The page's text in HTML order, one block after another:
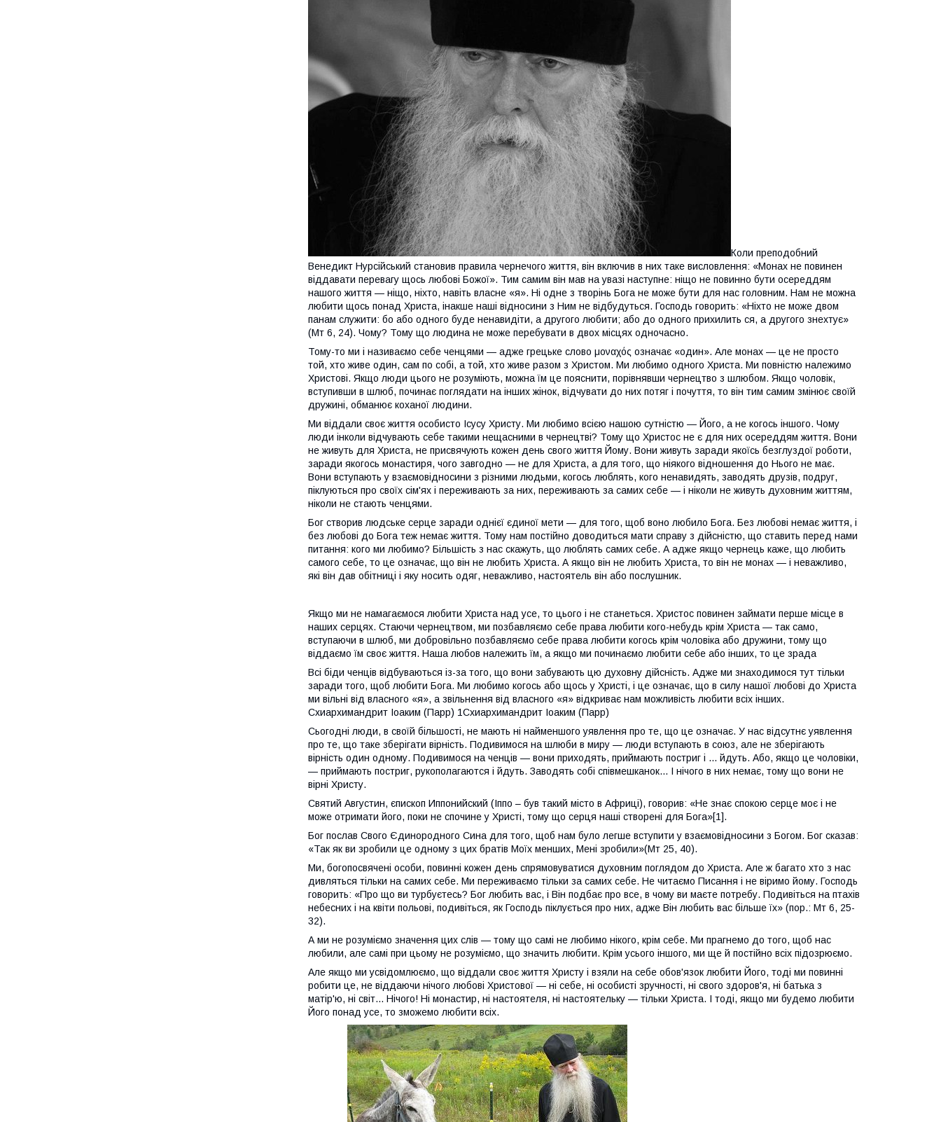
Коли преподобний
Венедикт Нурсійський становив правила чернечого життя, він включив в них таке висловлення: «Монах не повинен
віддавати перевагу щось любові Божої». Тим самим він мав на увазі наступне: ніщо не повинно бути осереддям
нашого життя — ніщо, ніхто, навіть власне «я». Ні одне з творінь Бога не може бути для нас головним. Нам не можна
любити щось понад Христа, інакше наші відносини з Ним не відбудуться. Господь говорить: «Ніхто не може двом
панам служити: бо або одного буде ненавидіти, а другого любити; або до одного прихилить ся, а другого знехтує»
(Мт 6, 24). Чому? Тому що людина не може перебувати в двох місцях одночасно.
Тому-то ми і називаємо себе ченцями — адже грецьке слово μοναχός означає «один». Але монах — це не просто
той, хто живе один, сам по собі, а той, хто живе разом з Христом. Ми любимо одного Христа. Ми повністю належимо
Христові. Якщо люди цього не розуміють, можна їм це пояснити, порівнявши чернецтво з шлюбом. Якщо чоловік,
вступивши в шлюб, починає поглядати на інших жінок, відчувати до них потяг і почуття, то він тим самим змінює своїй
дружині, обманює коханої людини.
Ми віддали своє життя особисто Ісусу Христу. Ми любимо всією нашою сутністю — Його, а не когось іншого. Чому
люди інколи відчувають себе такими нещасними в чернецтві? Тому що Христос не є для них осереддям життя. Вони
не живуть для Христа, не присвячують кожен день свого життя Йому. Вони живуть заради якоїсь безглуздої роботи,
заради якогось монастиря, чого завгодно — не для Христа, а для того, що ніякого відношення до Нього не має.
Вони вступають у взаємовідносини з різними людьми, когось люблять, кого ненавидять, заводять друзів, подруг,
піклуються про своїх сім'ях і переживають за них, переживають за самих себе — і ніколи не живуть духовним життям,
ніколи не стають ченцями.
Бог створив людське серце заради однієї єдиної мети — для того, щоб воно любило Бога. Без любові немає життя, і
без любові до Бога теж немає життя. Тому нам постійно доводиться мати справу з дійсністю, що ставить перед нами
питання: кого ми любимо? Більшість з нас скажуть, що люблять самих себе. А адже якщо чернець каже, що любить
самого себе, то це означає, що він не любить Христа. А якщо він не любить Христа, то він не монах — і неважливо,
які він дав обітниці і яку носить одяг, неважливо, настоятель він або послушник.
Якщо ми не намагаємося любити Христа над усе, то цього і не станеться. Христос повинен займати перше місце в
наших серцях. Стаючи чернецтвом, ми позбавляємо себе права любити кого-небудь крім Христа — так само,
вступаючи в шлюб, ми добровільно позбавляємо себе права любити когось крім чоловіка або дружини, тому що
віддаємо їм своє життя. Наша любов належить їм, а якщо ми починаємо любити себе або інших, то це зрада
Всі біди ченців відбуваються із-за того, що вони забувають цю духовну дійсність. Адже ми знаходимося тут тільки
заради того, щоб любити Бога. Ми любимо когось або щось у Христі, і це означає, що в силу нашої любові до Христа
ми вільні від власного «я», а звільнення від власного «я» відкриває нам можливість любити всіх інших.
Схиархимандрит Іоаким (Парр) 1Схиархимандрит Іоаким (Парр)
Сьогодні люди, в своїй більшості, не мають ні найменшого уявлення про те, що це означає. У нас відсутнє уявлення
про те, що таке зберігати вірність. Подивимося на шлюби в миру — люди вступають в союз, але не зберігають
вірність один одному. Подивимося на ченців — вони приходять, приймають постриг і ... йдуть. Або, якщо це чоловіки,
— приймають постриг, рукополагаются і йдуть. Заводять собі співмешканок... І нічого в них немає, тому що вони не
вірні Христу.
Святий Августин, єпископ Иппонийский (Іппо – був такий місто в Африці), говорив: «Не знає спокою серце моє і не
може отримати його, поки не спочине у Христі, тому що серця наші створені для Бога»[1].
Бог послав Свого Єдинородного Сина для того, щоб нам було легше вступити у взаємовідносини з Богом. Бог сказав:
«Так як ви зробили це одному з цих братів Моїх менших, Мені зробили»(Мт 25, 40).
Ми, богопосвячені особи, повинні кожен день спрямовуватися духовним поглядом до Христа. Але ж багато хто з нас
дивляться тільки на самих себе. Ми переживаємо тільки за самих себе. Не читаємо Писання і не віримо йому. Господь
говорить: «Про що ви турбуєтесь? Бог любить вас, і Він подбає про все, в чому ви маєте потребу. Подивіться на птахів
небесних і на квіти польові, подивіться, як Господь піклується про них, адже Він любить вас більше їх» (пор.: Мт 6, 25-
32).
А ми не розуміємо значення цих слів — тому що самі не любимо нікого, крім себе. Ми прагнемо до того, щоб нас
любили, але самі при цьому не розуміємо, що значить любити. Крім усього іншого, ми ще й постійно всіх підозрюємо.
Але якщо ми усвідомлюємо, що віддали своє життя Христу і взяли на себе обов'язок любити Його, тоді ми повинні
робити це, не віддаючи нічого любові Христової — ні себе, ні особисті зручності, ні свого здоров'я, ні батька з
матір'ю, ні світ... Нічого! Ні монастир, ні настоятеля, ні настоятельку — тільки Христа. І тоді, якщо ми будемо любити
Його понад усе, то зможемо любити всіх.